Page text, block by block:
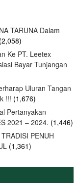
TARUNA Dalam
(2,058)
Ke PT. Leetex
Bayar Tunjangan
Uluran Tangan
!!! (1,676)
Pertanyakan
2021 – 2024. (1,446)
PENUH
(1,361)